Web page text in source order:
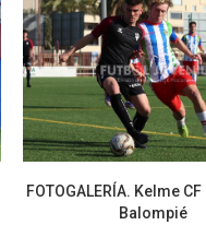
FOTOGALERÍA. Kelme
Balompié